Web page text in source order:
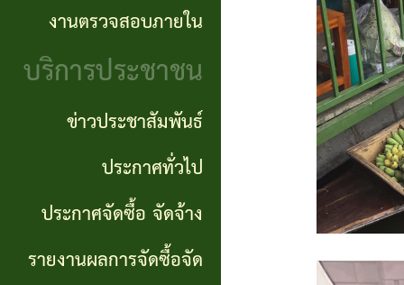
ความรู้
(Knowledge
KM)
การ
บริหาร
จัดการ
จริยธรรม
งาน
ตรวจ
สอบ
ภายใน
ตำบล
งานตรวจสอบภายใน
บริการประชาชน
ข่าวประชาสัมพันธ์
ประกาศทั่วไป
ประกาศจัดซื้อ จัดจ้าง
รายงานผลการจัดซื้อจัด